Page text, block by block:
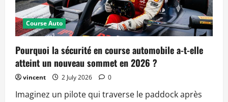
Course Auto
Pourquoi la sécurité en course automobile a-t-elle
atteint un nouveau sommet en 2026 ?
vincent 2 July 2026 0
Imaginez un pilote qui traverse le paddock après